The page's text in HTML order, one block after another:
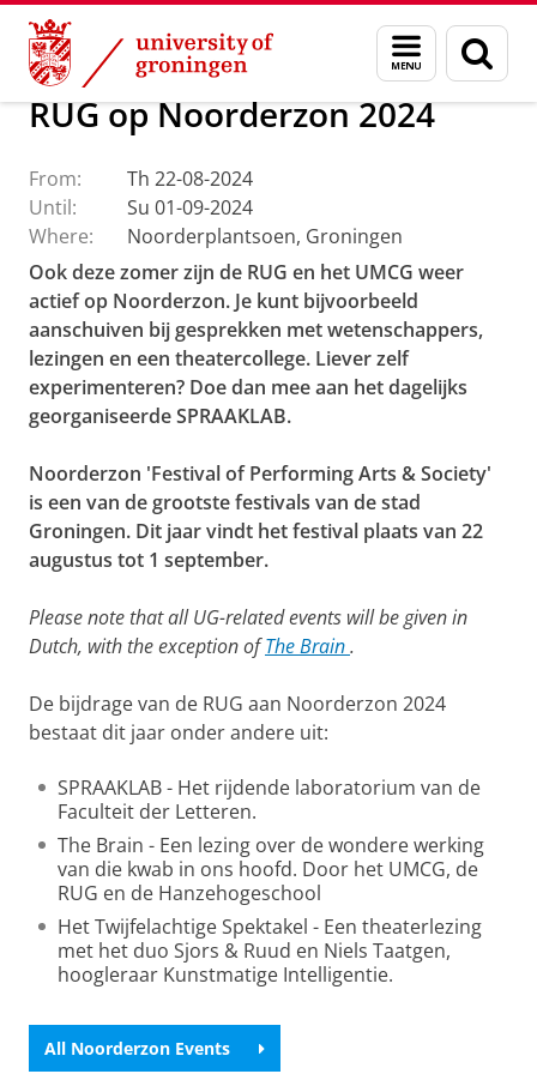
Skip
Content
Skip
Navigation
Menu
and
search
page
About us Latest news Events
RUG op Noorderzon 2024
From:
Th 22-08-2024
Until:
Su 01-09-2024
Where:
Noorderplantsoen, Groningen
Ook deze zomer zijn de RUG en het UMCG weer
actief op Noorderzon. Je kunt bijvoorbeeld
aanschuiven bij gesprekken met wetenschappers,
lezingen en een theatercollege. Liever zelf
experimenteren? Doe dan mee aan het dagelijks
georganiseerde SPRAAKLAB.
Noorderzon 'Festival of Performing Arts & Society'
is een van de grootste festivals van de stad
Groningen. Dit jaar vindt het festival plaats van 22
augustus tot 1 september.
Please note that all UG-related events will be given in
Dutch, with the exception ofThe Brain.
De bijdrage van de RUG aan Noorderzon 2024
bestaat dit jaar onder andere uit:
SPRAAKLAB - Het rijdende laboratorium van de
Faculteit der Letteren.
The Brain - Een lezing over de wondere werking
van die kwab in ons hoofd. Door het UMCG, de
RUG en de Hanzehogeschool
Het Twijfelachtige Spektakel - Een theaterlezing
met het duo Sjors & Ruud en Niels Taatgen,
hoogleraar Kunstmatige Intelligentie.
All Noorderzon Events